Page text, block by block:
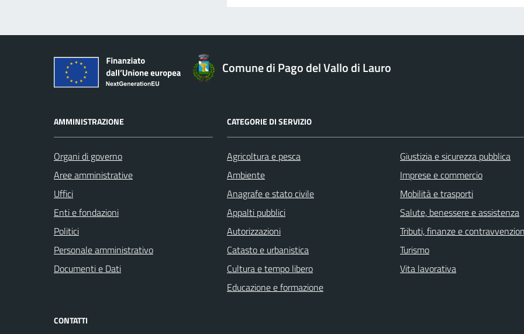
Comune di Pago del Vallo di Lauro
AMMINISTRAZIONE
Organi di governo
Aree amministrative
Uffici
Enti e fondazioni
Politici
Personale amministrativo
Documenti e Dati
CATEGORIE DI SERVIZIO
Agricoltura e pesca
Ambiente
Anagrafe e stato civile
Appalti pubblici
Autorizzazioni
Catasto e urbanistica
Cultura e tempo libero
Educazione e formazione
Giustizia e sicurezza pubblica
Imprese e commercio
Mobilità e trasporti
Salute, benessere e assistenza
Tributi, finanze e
Turismo
Vita lavorativa
CONTATTI